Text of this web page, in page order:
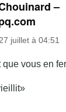
–
juillet à 04:51
vous en